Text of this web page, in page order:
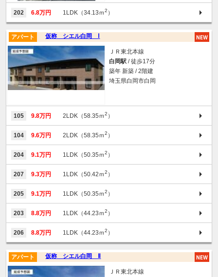
202 6.8万円 1LDK（34.13ｍ2 ）
仮称 シエル白岡 Ⅰ
アパート
ＪＲ東北本線
白岡駅 / 徒歩17分
築年 新築 / 2階建
埼玉県白岡市白岡
105 9.8万円 2LDK（58.35ｍ2 ）
104 9.6万円 2LDK（58.35ｍ2 ）
204 9.1万円 1LDK（50.35ｍ2 ）
207 9.3万円 1LDK（50.42ｍ2 ）
205 9.1万円 1LDK（50.35ｍ2 ）
203 8.8万円 1LDK（44.23ｍ2 ）
206 8.8万円 1LDK（44.23ｍ2 ）
仮称 シエル白岡 Ⅱ
アパート
ＪＲ東北本線